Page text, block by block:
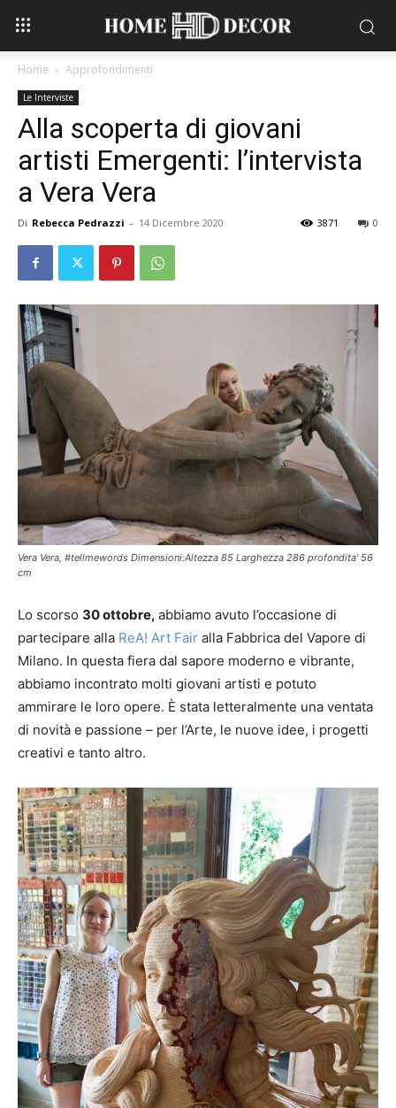
Home Approfondimenti
Le Interviste
Alla scoperta di giovani
artisti Emergenti: l’intervista
a Vera Vera
Di Rebecca Pedrazzi - 14 Dicembre 2020 0
3871
Vera Vera, #tellmewords Dimensioni:Altezza 85 Larghezza 286 profondita' 56
cm
Lo scorso 30 ottobre, abbiamo avuto l’occasione di
partecipare alla ReA! Art Fair alla Fabbrica del Vapore di
Milano. In questa fiera dal sapore moderno e vibrante,
abbiamo incontrato molti giovani artisti e potuto
ammirare le loro opere. È stata letteralmente una ventata
di novità e passione – per l’Arte, le nuove idee, i progetti
creativi e tanto altro.